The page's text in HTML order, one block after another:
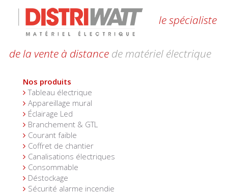
le spécialiste
de la vente à distance de matériel électrique
Nos produits
Tableau électrique
Appareillage mural
Éclairage Led
Branchement & GTL
Courant faible
Coffret de chantier
Canalisations électriques
Consommable
Déstockage
Sécurité alarme incendie